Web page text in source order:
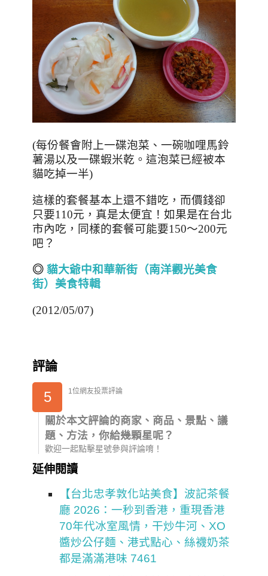
(每份餐會附上一碟泡菜、一碗咖哩馬鈴
薯湯以及一碟蝦米乾。這泡菜已經被本
貓吃掉一半)
這樣的套餐基本上還不錯吃，而價錢卻
只要110元，真是太便宜！如果是在台北
市內吃，同樣的套餐可能要150～200元
吧？
◎ 貓大爺中和華新街（南洋觀光美食
街）美食特輯
(2012/05/07)
評論
5 1位網友投票評論
關於本文評論的商家、商品、景點、議
題、方法，你給幾顆星呢？
歡迎一起點擊星號參與評論唷！
延伸閱讀
【台北忠孝敦化站美食】波記茶餐
廳 2026：一秒到香港，重現香港
70年代冰室風情，干炒牛河、XO
醬炒公仔麵、港式點心、絲襪奶茶
都是滿滿港味 7461